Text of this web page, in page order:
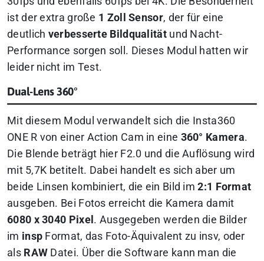
ist der extra große 1 Zoll Sensor, der für eine
deutlich verbesserte Bildqualitätund Nacht-
Performance sorgen soll. Dieses Modul hatten wir
leider nicht im Test.
Dual-Lens 360°
Mit diesem Modul verwandelt sich die Insta360
ONE R von einer Action Cam in eine 360° Kamera.
Die Blende beträgt hier F2.0 und die Auflösung wird
mit 5,7K betitelt. Dabei handelt es sich aber um
beide Linsen kombiniert, die ein Bild im2:1 Format
ausgeben. Bei Fotos erreicht die Kamera damit
6080 x 3040 Pixel . Ausgegeben werden die Bilder
im insp Format, das Foto-Äquivalent zu insv, oder
als RAW Datei. Über die Software kann man die